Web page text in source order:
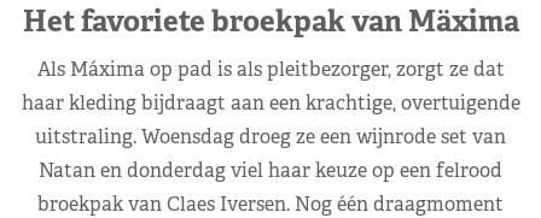
Het favoriete broekpak van Mäxima
Als Máxima op pad is als pleitbezorger, zorgt ze dat
haar kleding bijdraagt aan een krachtige, overtuigende
uitstraling. Woensdag droeg ze een wijnrode set van
Natan en donderdag viel haar keuze op een felrood
broekpak van Claes Iversen. Nog één draagmoment